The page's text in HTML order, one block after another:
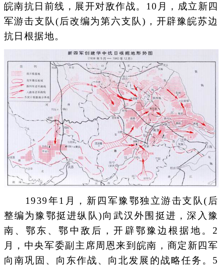
皖南抗日前线，展开对敌作战。10月，成立新四
军游击支队(后改编为第六支队)，开辟豫皖苏边
抗日根据地。
1939年1月，新四军豫鄂独立游击支队(后
整编为豫鄂挺进纵队)向武汉外围挺进，深入豫
南、鄂东、鄂中敌后，开辟鄂豫边根据地。2
月，中央军委副主席周恩来到皖南，商定新四军
向南巩固、向东作战、向北发展的战略任务。5